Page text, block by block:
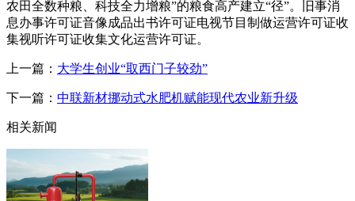
农田全数种粮、科技全力增粮”的粮食高产建立“径”。旧事消
息办事许可证音像成品出书许可证电视节目制做运营许可证收
集视听许可证收集文化运营许可证。
上一篇： 大学生创业“取西门子较劲”
下一篇： 中联新材挪动式水肥机赋能现代农业新升级
相关新闻